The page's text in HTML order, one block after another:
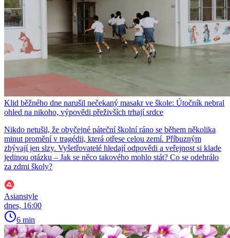
Klid běžného dne narušil nečekaný masakr ve škole: Útočník nebral
ohled na nikoho, výpovědi přeživších trhají srdce
Nikdo netušil, že obyčejné páteční školní ráno se během několika
minut promění v tragédii, která otřese celou zemí. Příbuzným
zbývají jen slzy. Vyšetřovatelé hledají odpovědi a veřejnost si klade
jedinou otázku – Jak se něco takového mohlo stát? Co se odehrálo
za zdmi školy?
Asianstyle
dnes, 16:00
6 min